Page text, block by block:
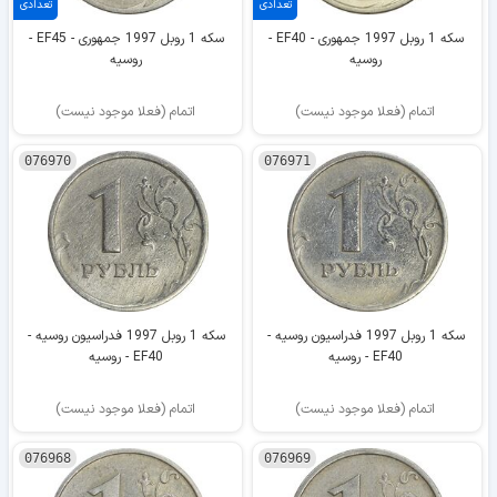
بوریس یلتسین - پایان اتحاد جماهیر شوروی
تعدادی
سکه 1 روبل 1997 جمهوری - EF40 -
روسیه
اتمام (فعلا موجود نیست)
تعدادی
سکه 1 روبل 1997 جمهوری - EF45 -
روسیه
اتمام (فعلا موجود نیست)
076971
سکه 1 روبل 1997 فدراسیون روسیه -
EF40 - روسیه
اتمام (فعلا موجود نیست)
076970
سکه 1 روبل 1997 فدراسیون روسیه -
EF40 - روسیه
اتمام (فعلا موجود نیست)
076969
076968